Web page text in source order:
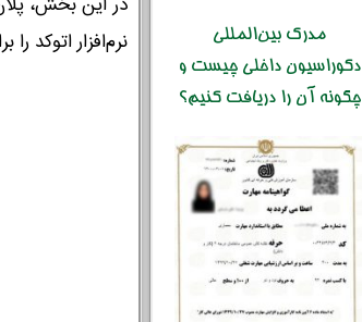
مدرک بین‌المللی
دکوراسیون داخلی چیست و
چگونه آن را دریافت کنیم؟
نرم‌افزار اتوکد را